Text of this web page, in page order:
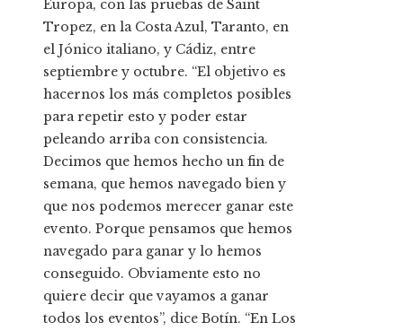
Europa, con las pruebas de Saint
Tropez, en la Costa Azul, Taranto, en
el Jónico italiano, y Cádiz, entre
septiembre y octubre. “El objetivo es
hacernos los más completos posibles
para repetir esto y poder estar
peleando arriba con consistencia.
Decimos que hemos hecho un fin de
semana, que hemos navegado bien y
que nos podemos merecer ganar este
evento. Porque pensamos que hemos
navegado para ganar y lo hemos
conseguido. Obviamente esto no
quiere decir que vayamos a ganar
todos los eventos”, dice Botín. “En Los